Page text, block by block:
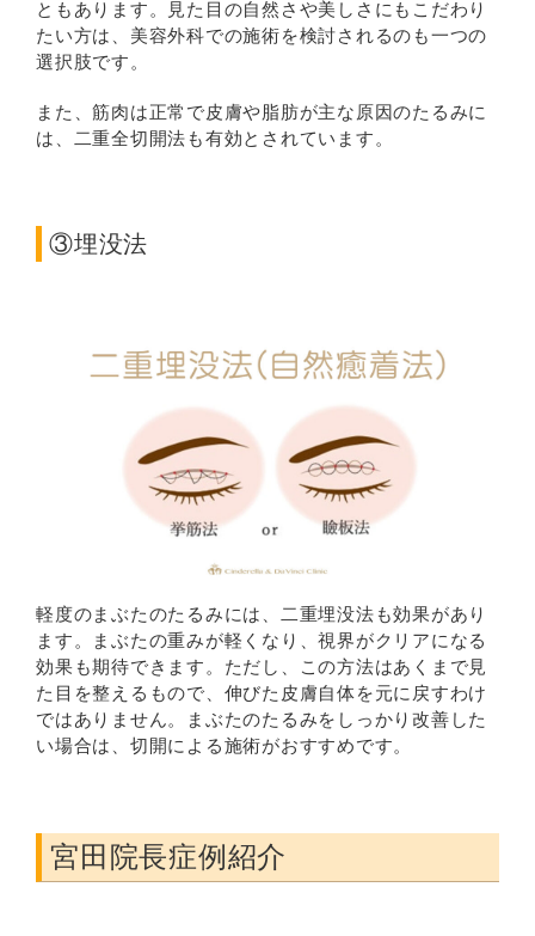
ともあります。見た目の自然さや美しさにもこだわり
たい方は、美容外科での施術を検討されるのも一つの
選択肢です。
また、筋肉は正常で皮膚や脂肪が主な原因のたるみに
は、二重全切開法も有効とされています。
③埋没法
軽度のまぶたのたるみには、二重埋没法も効果があり
ます。まぶたの重みが軽くなり、視界がクリアになる
効果も期待できます。ただし、この方法はあくまで見
た目を整えるもので、伸びた皮膚自体を元に戻すわけ
ではありません。まぶたのたるみをしっかり改善した
い場合は、切開による施術がおすすめです。
宮田院長症例紹介